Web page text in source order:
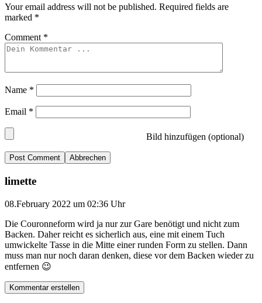
Your email address will not be published. Required fields are
marked *
Comment *
Name *
Email *
Bild hinzufügen (optional)
Abbrechen
limette
08.February 2022 um 02:36 Uhr
Die Couronneform wird ja nur zur Gare benötigt und nicht zum
Backen. Daher reicht es sicherlich aus, eine mit einem Tuch
umwickelte Tasse in die Mitte einer runden Form zu stellen. Dann
muss man nur noch daran denken, diese vor dem Backen wieder zu
entfernen 😉
Kommentar erstellen